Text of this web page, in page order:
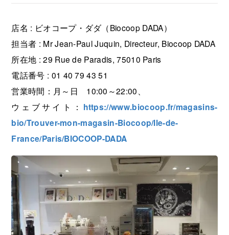
店名 : ビオコープ・ダダ（Biocoop DADA）
担当者 : Mr Jean-Paul Juquin, Directeur, Biocoop DADA
所在地 : 29 Rue de Paradis, 75010 Paris
電話番号 : 01 40 79 43 51
営業時間：月～日 10:00～22:00、
ウェブサイト： https://www.biocoop.fr/magasins-
bio/Trouver-mon-magasin-Biocoop/Ile-de-
France/Paris/BIOCOOP-DADA